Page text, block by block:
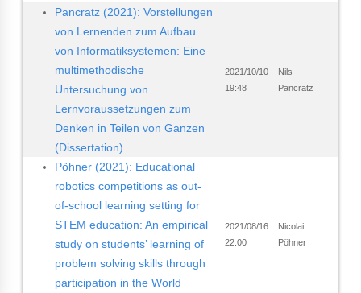
Pancratz (2021): Vorstellungen
von Lernenden zum Aufbau
von Informatiksystemen: Eine
multimethodische
Untersuchung von
Lernvoraussetzungen zum
Denken in Teilen von Ganzen
(Dissertation)
2021/10/10
19:48
Nils
Pancratz
Pöhner (2021): Educational
robotics competitions as out-
of-school learning setting for
STEM education: An empirical
study on students’ learning of
problem solving skills through
participation in the World
2021/08/16
22:00
Nicolai
Pöhner